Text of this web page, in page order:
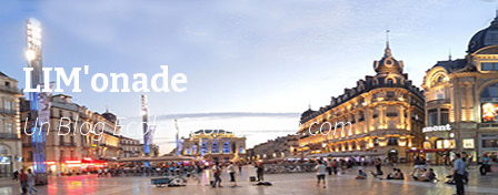
LIM'onade
Un Blog Ecoles2commerce.com